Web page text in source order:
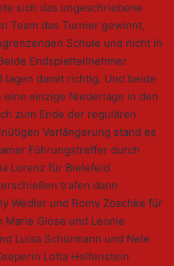
sich das ungeschriebene
Team das Turnier gewinnt,
Schule und nicht in
Endspielteilnehmer
lagen damit richtig. Und beide
einzige Niederlage in den
zum Ende der regulären
Verlängerung stand es
Führungstreffer durch
Lorenz für Bielefeld
trafen dann
Wedler und Romy Zoschke für
Marie Glose und Leonie
Luisa Schürmann und Nele
Lotta Helfenstein